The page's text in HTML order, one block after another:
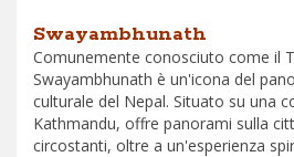
Swayambhunath
Comunemente conosciuto come il
Swayambhunath è un'icona del
culturale del Nepal. Situato su una
Kathmandu, offre panorami sulla
circostanti, oltre a un'esperienza